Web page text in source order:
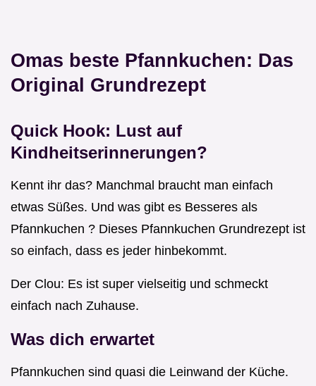
Omas beste Pfannkuchen: Das
Original Grundrezept
Quick Hook: Lust auf
Kindheitserinnerungen?
Kennt ihr das? Manchmal braucht man einfach
etwas Süßes. Und was gibt es Besseres als
Pfannkuchen ? Dieses Pfannkuchen Grundrezept ist
so einfach, dass es jeder hinbekommt.
Der Clou: Es ist super vielseitig und schmeckt
einfach nach Zuhause.
Was dich erwartet
Pfannkuchen sind quasi die Leinwand der Küche.